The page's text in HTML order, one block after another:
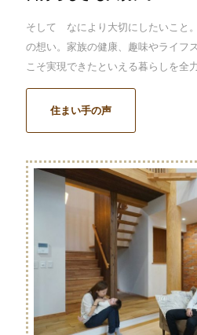
そして なにより大切にしたいこと
の想い。家族の健康、趣味やライフ
こそ実現できたといえる暮らしを全
住まい手の声